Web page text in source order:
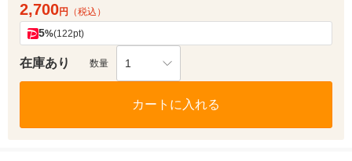
2,700円 （税込）
5%(122pt)
在庫あり 数量 1
カートに入れる